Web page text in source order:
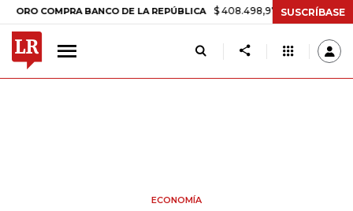
BANCO DE LA REPÚBLICA $ 408.498,97 +$ 8.753,81 +2,19%
SUSCRÍBASE
ECONOMÍA